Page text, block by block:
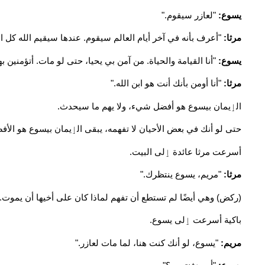
يسوع: "لعازر سيقوم."
مرثا: "أعرف بأنه في آخر أيام العالم سيقوم. عندها سيقيم الله كل
يسوع: "أنا القيامة والحياة. من آمن بي يحيا، حتى لو مات. أتؤمنين
مرثا: "أنا أومن بأنك أنت هو ابن الله."
الٳيمان بيسوع هو أفضل شيء، ولا يهم ما سيحدث.
حتى لو أنك في بعض الأحيان لا تفهمه، يبقى الٳيمان بيسوع هو
أسرعت مرثا عائدة ٳلى البيت.
مرثا: "مريم، يسوع ينتظرك."
(ركض) وهي أيضًا لم تستطع أن تفهم لماذا كان على أخيها أن يموت.
باكية أسرعت ٳلى يسوع.
مريم: "يسوع، لو أنك كنت هنا، لما مات لعازر."